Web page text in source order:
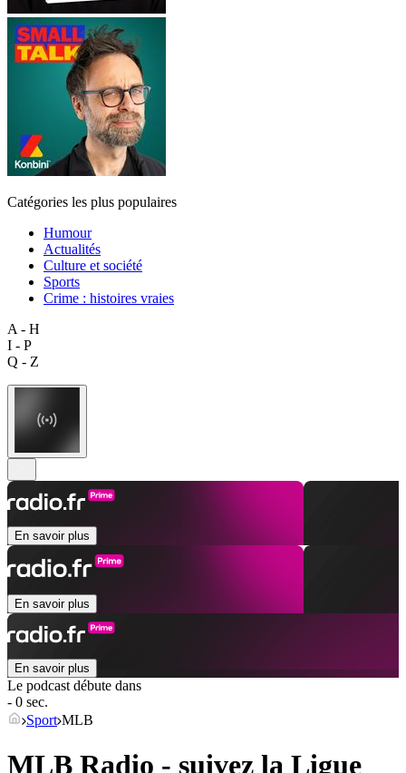
Catégories les plus populaires
Humour
Actualités
Culture et société
Sports
Crime : histoires vraies
A - H
I - P
Q - Z
En savoir plus
En savoir plus
En savoir plus
Le podcast débute dans
- 0 sec.
Sport MLB
MLB Radio - suivez la Ligue